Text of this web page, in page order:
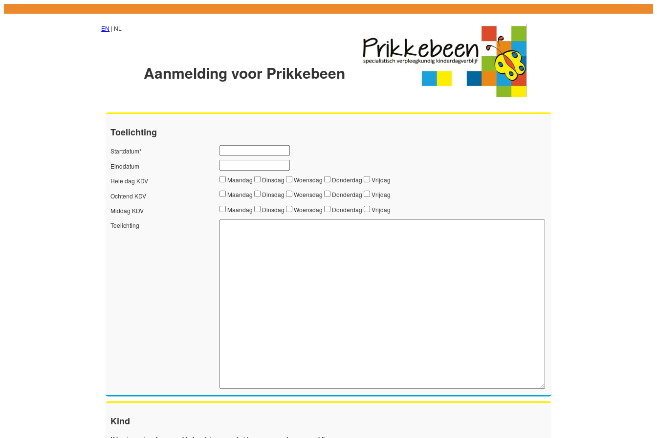
EN | NL
Aanmelding voor Prikkebeen
Toelichting
Startdatum*
Einddatum
Hele dag KDV
Maandag Dinsdag Woensdag Donderdag
Vrijdag
Ochtend KDV
Maandag Dinsdag Woensdag Donderdag
Vrijdag
Middag KDV
Maandag Dinsdag Woensdag Donderdag
Vrijdag
Toelichting
Kind